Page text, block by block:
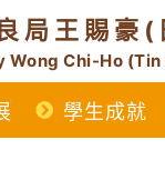
局王賜豪
Wong Chi-Ho
學生成就